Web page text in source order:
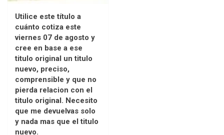
Utilice este título a
cuánto cotiza este
viernes 07 de agosto y
cree en base a ese
titulo original un titulo
nuevo, preciso,
comprensible y que no
pierda relacion con el
titulo original. Necesito
que me devuelvas solo
y nada mas que el titulo
nuevo.